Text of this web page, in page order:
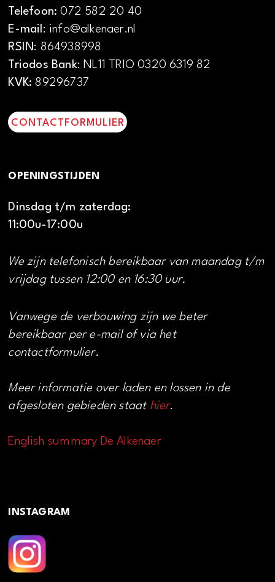
Telefoon:072 582 20 40
E-mail: info@alkenaer.nl
RSIN: 864938998
Triodos Bank: NL11 TRIO 0320 6319 82
KVK: 89296737
CONTACTFORMULIER
OPENINGSTIJDEN
Dinsdag t/m zaterdag:
11:00u-17:00u
We zijn telefonisch bereikbaar van maandag t/m
vrijdag tussen 12:00 en 16:30 uur.
Vanwege de verbouwing zijn we beter
bereikbaar per e-mail of via het
contactformulier.
Meer informatie over laden en lossen in de
afgesloten gebieden staat hier.
English summary De Alkenaer
INSTAGRAM